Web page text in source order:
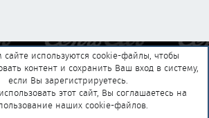
и правила
Помощь Главная
R
используются cookie-файлы, чтобы
контент и сохранить Ваш вход в систему,
если Вы зарегистрируетесь.
этот сайт, Вы соглашаетесь на
наших cookie-файлов.